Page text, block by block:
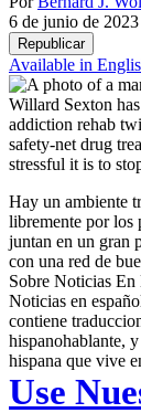
6 de junio de 2023
Republicar
Available in
Willard Sexton
addiction rehab
safety-net drug
stressful it is to
Hay un ambiente
libremente por los
juntan en un gran
con una red de
Sobre Noticias En
Noticias en
contiene
hispanohablante,
hispana que vive
Use